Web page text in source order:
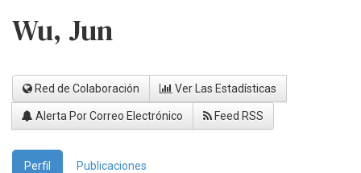
Wu, Jun
Red de Colaboración Ver Las Estadísticas
Alerta Por Correo Electrónico Feed RSS
Perfil Publicaciones